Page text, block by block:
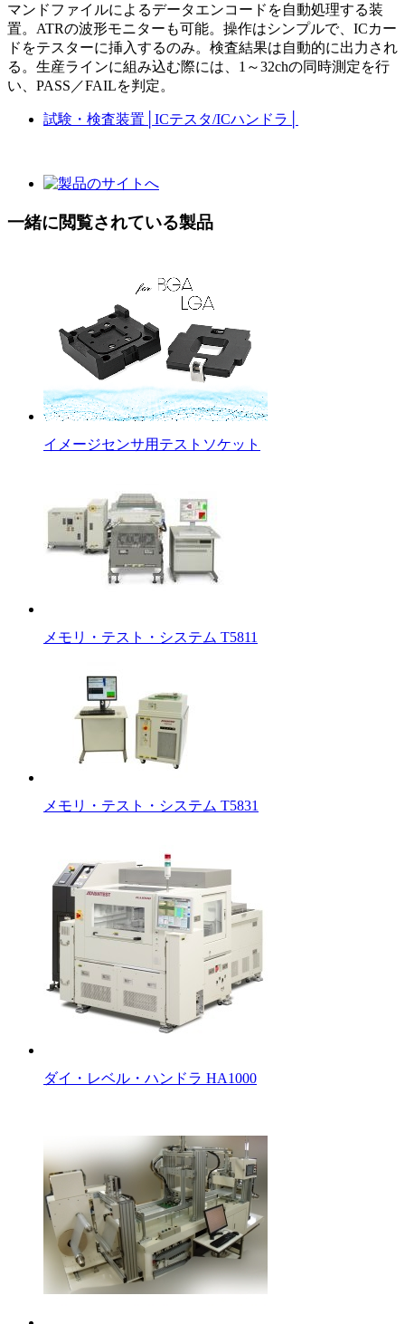
マンドファイルによるデータエンコードを自動処理する装
置。ATRの波形モニターも可能。操作はシンプルで、ICカー
ドをテスターに挿入するのみ。検査結果は自動的に出力され
る。生産ラインに組み込む際には、1～32chの同時測定を行
い、PASS／FAILを判定。
試験・検査装置 ICテスタ/ICハンドラ
一緒に閲覧されている製品
イメージセンサ用テストソケット
メモリ・テスト・システム T5811
メモリ・テスト・システム T5831
ダイ・レベル・ハンドラ HA1000